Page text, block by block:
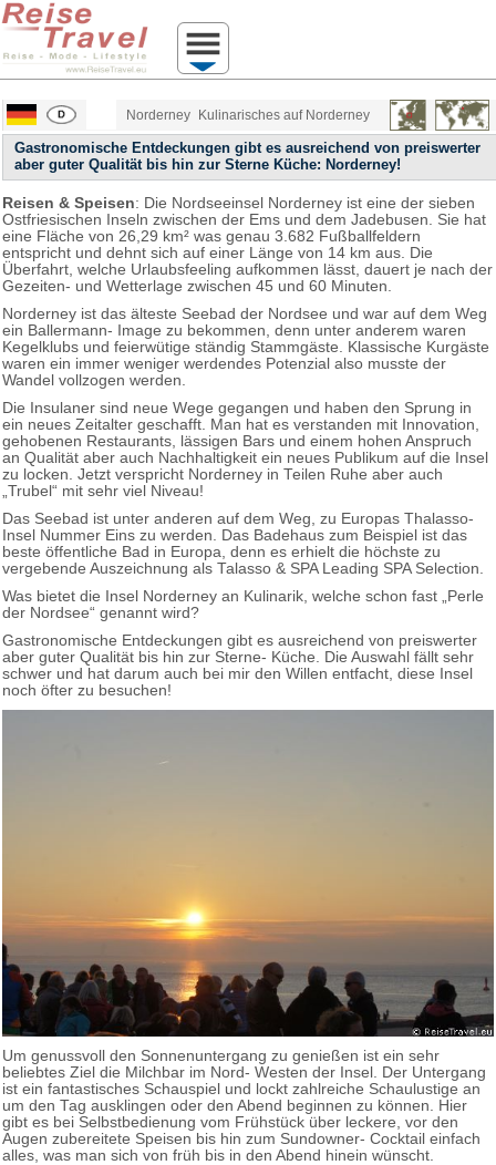
Norderney Kulinarisches auf Norderney
Gastronomische Entdeckungen gibt es ausreichend von preiswerter
aber guter Qualität bis hin zur Sterne Küche: Norderney!
Reisen & Speisen: Die Nordseeinsel Norderney ist eine der sieben
Ostfriesischen Inseln zwischen der Ems und dem Jadebusen. Sie hat
eine Fläche von 26,29 km² was genau 3.682 Fußballfeldern
entspricht und dehnt sich auf einer Länge von 14 km aus. Die
Überfahrt, welche Urlaubsfeeling aufkommen lässt, dauert je nach der
Gezeiten- und Wetterlage zwischen 45 und 60 Minuten.
Norderney ist das älteste Seebad der Nordsee und war auf dem Weg
ein Ballermann- Image zu bekommen, denn unter anderem waren
Kegelklubs und feierwütige ständig Stammgäste. Klassische Kurgäste
waren ein immer weniger werdendes Potenzial also musste der
Wandel vollzogen werden.
Die Insulaner sind neue Wege gegangen und haben den Sprung in
ein neues Zeitalter geschafft. Man hat es verstanden mit Innovation,
gehobenen Restaurants, lässigen Bars und einem hohen Anspruch
an Qualität aber auch Nachhaltigkeit ein neues Publikum auf die Insel
zu locken. Jetzt verspricht Norderney in Teilen Ruhe aber auch
„Trubel“ mit sehr viel Niveau!
Das Seebad ist unter anderen auf dem Weg, zu Europas Thalasso-
Insel Nummer Eins zu werden. Das Badehaus zum Beispiel ist das
beste öffentliche Bad in Europa, denn es erhielt die höchste zu
vergebende Auszeichnung als Talasso & SPA Leading SPA Selection.
Was bietet die Insel Norderney an Kulinarik, welche schon fast „Perle
der Nordsee“ genannt wird?
Gastronomische Entdeckungen gibt es ausreichend von preiswerter
aber guter Qualität bis hin zur Sterne- Küche. Die Auswahl fällt sehr
schwer und hat darum auch bei mir den Willen entfacht, diese Insel
noch öfter zu besuchen!
Um genussvoll den Sonnenuntergang zu genießen ist ein sehr
beliebtes Ziel die Milchbar im Nord- Westen der Insel. Der Untergang
ist ein fantastisches Schauspiel und lockt zahlreiche Schaulustige an
um den Tag ausklingen oder den Abend beginnen zu können. Hier
gibt es bei Selbstbedienung vom Frühstück über leckere, vor den
Augen zubereitete Speisen bis hin zum Sundowner- Cocktail einfach
alles, was man sich von früh bis in den Abend hinein wünscht.